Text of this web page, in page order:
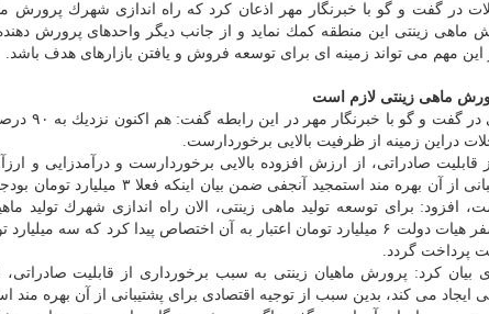
در گفت و گو با خبرنگار مهر اذعان كرد كه راه اندازی شهرك پرورش
ماهی زینتی این منطقه كمك نماید و از جانب دیگر واحدهای پرورش
مهم می تواند زمینه ای برای توسعه فروش و یافتن بازارهای هدف باشد.
جهاد كشاورزی
دراین زمینه از ظرفیت بالایی برخوردارست.
صادراتی، از ارزش افزوده بالایی برخوردارست و درآمدزایی و
كند، بدین سبب از توجیه اقتصادی برای پشتیبانی از آن بهره
برای توسعه تولید ماهی زینتی، الان راه اندازی شهرك تولید
محلات در دستور كار است كه از مصوبات سفر هیات دولت ۶ میلیارد تومان اعتبار به آن اختصاص پیدا
پرداخت گردد.
كرد: پرورش ماهیان زینتی به سبب برخورداری از قابلیت صادراتی،
می كند، بدین سبب از توجیه اقتصادی برای پشتیبانی از آن بهره مند